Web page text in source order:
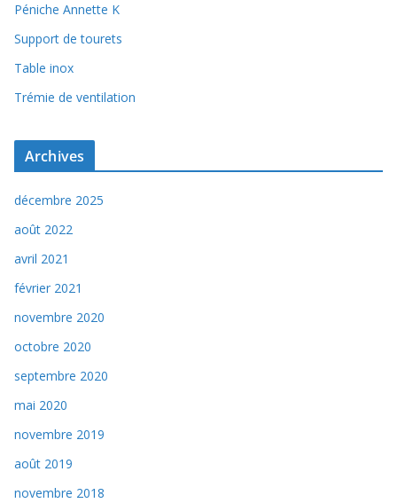
Péniche Annette K
Support de tourets
Table inox
Trémie de ventilation
Archives
décembre 2025
août 2022
avril 2021
février 2021
novembre 2020
octobre 2020
septembre 2020
mai 2020
novembre 2019
août 2019
novembre 2018